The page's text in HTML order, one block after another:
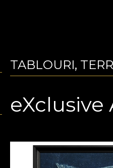
TABLOURI,
eXclusive